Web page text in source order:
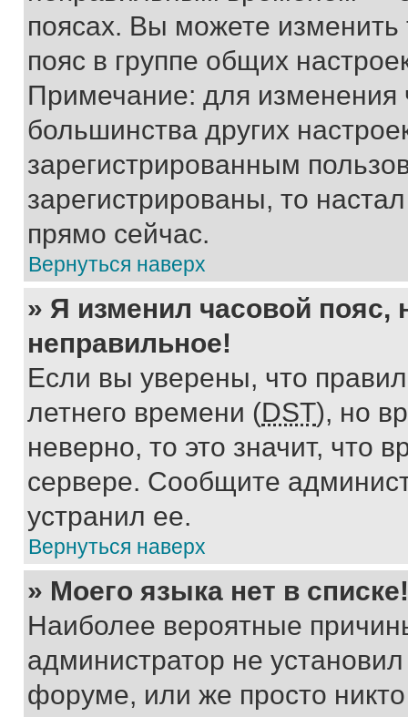
поясах. Вы можете изменить
пояс в группе общих
Примечание: для изменения
большинства других
зарегистрированным
зарегистрированы, то
прямо сейчас.
Вернуться наверх
» Я изменил часовой пояс,
неправильное!
Если вы уверены, что
летнего времени (DST), но
неверно, то это значит, что
сервере. Сообщите
устранил ее.
Вернуться наверх
» Моего языка нет в списке!
Наиболее вероятные
администратор не
форуме, или же просто